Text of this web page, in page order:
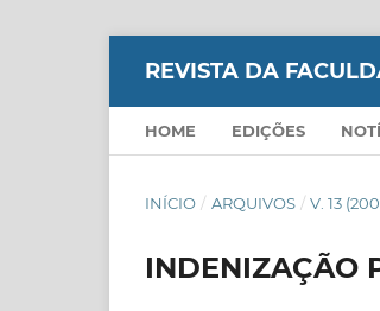
REVISTA DA
HOME EDIÇÕES
INÍCIO / ARQUIVOS / V. 13
INDENIZAÇÃO